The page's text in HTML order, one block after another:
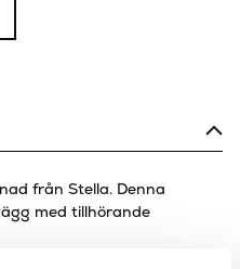
från Stella. Denna
med tillhörande